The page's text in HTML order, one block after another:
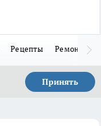
Рецепты Ремонт
Принять